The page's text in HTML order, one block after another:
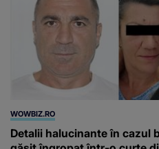
WOWBIZ.RO
Detalii halucinante în cazul